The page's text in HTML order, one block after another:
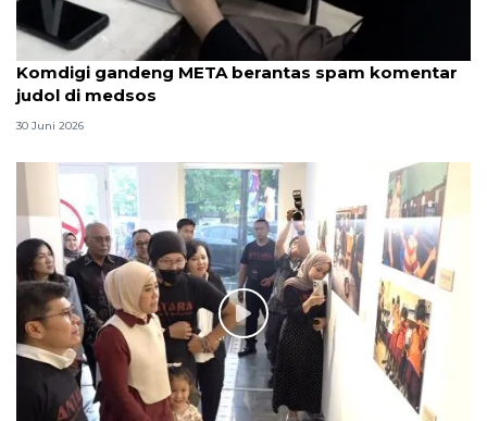
Komdigi gandeng META berantas spam komentar
judol di medsos
30 Juni 2026